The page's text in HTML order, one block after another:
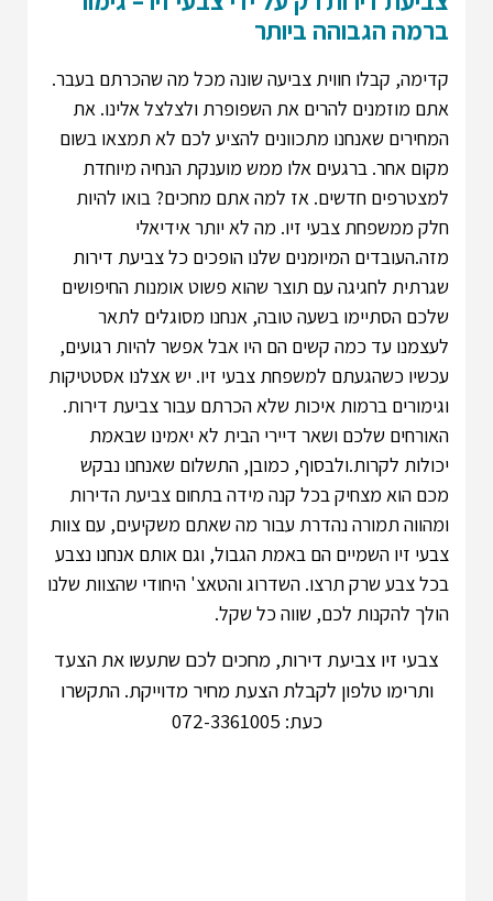
ברמה הגבוהה ביותר
קדימה, קבלו חווית צביעה שונה מכל מה שהכרתם בעבר.
אתם מוזמנים להרים את השפופרת ולצלצל אלינו. את
המחירים שאנחנו מתכוונים להציע לכם לא תמצאו בשום
מקום אחר. ברגעים אלו ממש מוענקת הנחיה מיוחדת
למצטרפים חדשים. אז למה אתם מחכים? בואו להיות
חלק ממשפחת צבעי זיו. מה לא יותר אידיאלי
מזה.העובדים המיומנים שלנו הופכים כל צביעת דירות
שגרתית לחגיגה עם תוצר שהוא פשוט אומנות החיפושים
שלכם הסתיימו בשעה טובה, אנחנו מסוגלים לתאר
לעצמנו עד כמה קשים הם היו אבל אפשר להיות רגועים,
עכשיו כשהגעתם למשפחת צבעי זיו. יש אצלנו אסטטיקות
וגימורים ברמות איכות שלא הכרתם עבור צביעת דירות.
האורחים שלכם ושאר דיירי הבית לא יאמינו שבאמת
יכולות לקרות.ולבסוף, כמובן, התשלום שאנחנו נבקש
מכם הוא מצחיק בכל קנה מידה בתחום צביעת הדירות
ומהווה תמורה נהדרת עבור מה שאתם משקיעים, עם צוות
צבעי זיו השמיים הם באמת הגבול, וגם אותם אנחנו נצבע
בכל צבע שרק תרצו. השדרוג והטאצ' היחודי שהצוות שלנו
הולך להקנות לכם, שווה כל שקל.
צבעי זיו צביעת דירות, מחכים לכם שתעשו את הצעד
ותרימו טלפון לקבלת הצעת מחיר מדוייקת.התקשרו
כעת: 072-3361005